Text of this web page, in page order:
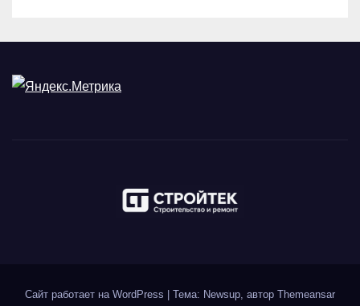
Сайт работает на WordPress | Тема: Newsup, автор Themeansar